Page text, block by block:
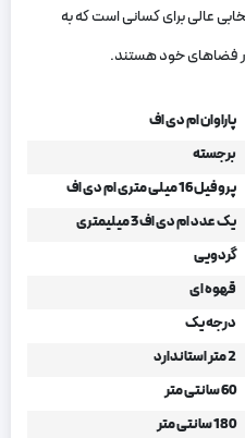
عالی برای کسانی است که به
فضاهای خود هستند.
پاراوان ام دی اف
برجسته
پروفیل 16 میلی متری ام دی اف
یک عدد ام دی اف 3 میلیمتری
گردویی
قهوه ای
درجه یک
2 متر استاندارد
60 سانتی متر
180 سانتی متر